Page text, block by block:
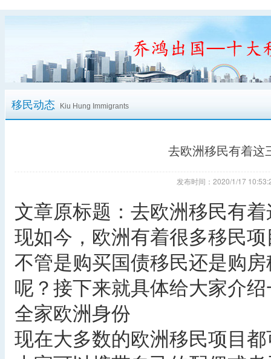
移民动态 Kiu Hung Immigrants
去欧洲移民有着这
发布时间：2020/1/17
文章原标题：去欧洲移民有
现如今，欧洲有着很多移民
不管是购买国债移民还是购
呢？接下来就具体给大家介
全家欧洲身份
现在大多数的欧洲移民项目